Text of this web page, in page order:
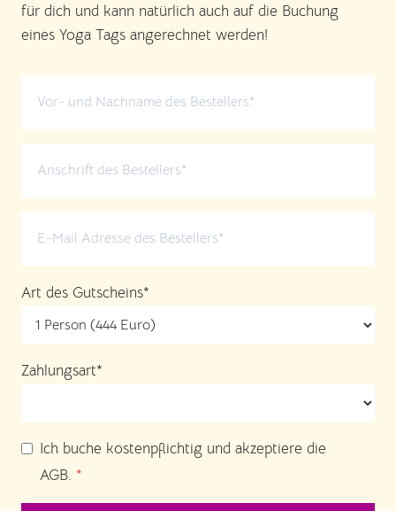
für dich und kann natürlich auch auf die Buchung
eines Yoga Tags angerechnet werden!
Art des Gutscheins*
Zahlungsart*
Ich buche kostenpflichtig und akzeptiere die
AGB. *